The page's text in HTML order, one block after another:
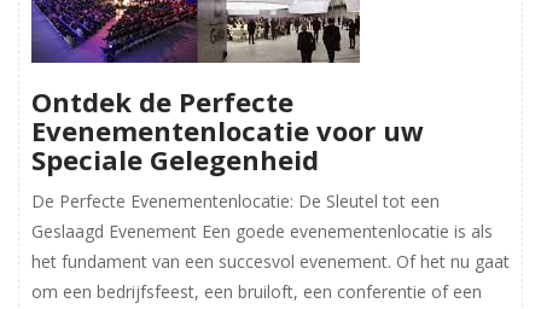
Ontdek de Perfecte
Evenementenlocatie voor uw
Speciale Gelegenheid
De Perfecte Evenementenlocatie: De Sleutel tot een
Geslaagd Evenement Een goede evenementenlocatie is als
het fundament van een succesvol evenement. Of het nu gaat
om een bedrijfsfeest, een bruiloft, een conferentie of een